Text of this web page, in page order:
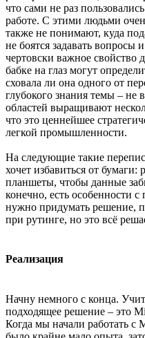
что сами не раз
работе. С этими людьми
также не понимают, куда
не боятся задавать вопросы
чертовски важное свойство
бабке на глаз могут
сховала ли она одного от
глубокого знания темы – не
областей выращивают
что это ценнейшее
легкой промышленности.
На следующие такие
хочет избавиться от бумаги:
планшеты, чтобы данные
конечно, есть
нужно придумать решение,
при рутинге, но это всё
Реализация
Начну немного с конца.
подходящее решение – это
Когда мы начали работать с